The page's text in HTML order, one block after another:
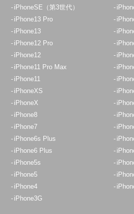
八王子店
11：00～20：00
定休日： 年中無休
050-5269-5822
10:00～19:00
定休日： 水曜日・木曜日
04-2933-9120
イオンスタイル入間店
iPhoneSE（第3世代）
iPhone13 Pro
iPhone13
iPhone12 Pro
iPhone12
iPhone11 Pro Max
iPhone11
iPhoneXS
iPhoneX
iPhone8
iPhone7
iPhone6s Plus
iPhone6 Plus
iPhone5s
iPhone5
iPhone4
iPhone3G